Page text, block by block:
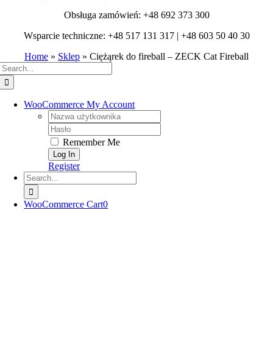
Obsługa zamówień: +48 692 373 300
Wsparcie techniczne: +48 517 131 317 | +48 603 50 40 30
Home » Sklep » Ciężąrek do fireball – ZECK Cat Fireball
WooCommerce My Account
Username:
Password:
Remember Me
Register
Search
for:
WooCommerce Cart0